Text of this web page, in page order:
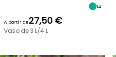
14
A partir de27,50 €
Vaso de 3 L/4 L